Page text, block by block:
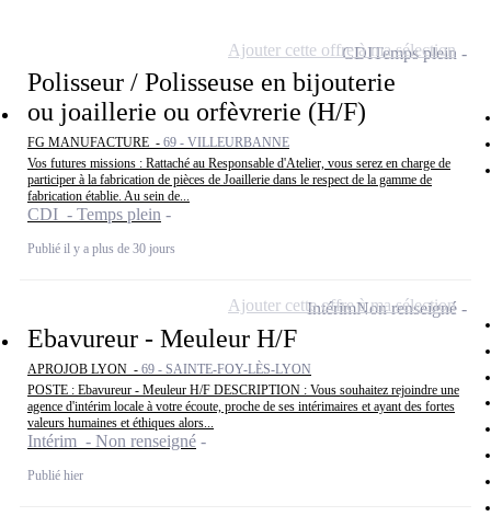
Polisseur / Polisseuse en bijouterie
ou joaillerie ou orfèvrerie (H/F)
FG MANUFACTURE - 69 - VILLEURBANNE
Vos futures missions : Rattaché au Responsable d'Atelier, vous serez en charge de
participer à la fabrication de pièces de Joaillerie dans le respect de la gamme de
fabrication établie. Au sein de...
CDI - Temps plein
Publié il y a plus de 30 jours
CDITemps plein
Ajouter cette offre à ma sélection
Ebavureur - Meuleur H/F
APROJOB LYON - 69 - SAINTE-FOY-LÈS-LYON
POSTE : Ebavureur - Meuleur H/F DESCRIPTION : Vous souhaitez rejoindre une
agence d'intérim locale à votre écoute, proche de ses intérimaires et ayant des fortes
valeurs humaines et éthiques alors...
Intérim - Non renseigné
Publié hier
IntérimNon renseigné
Ajouter cette offre à ma sélection